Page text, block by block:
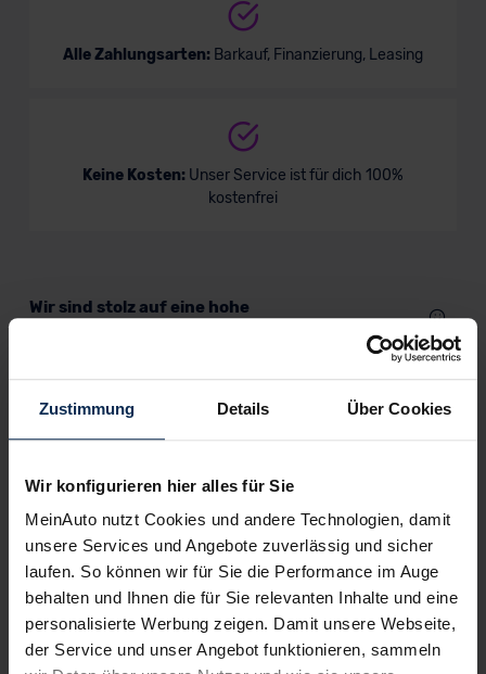
Zustimmung Details Über Cookies
Wir konfigurieren hier alles für Sie
MeinAuto nutzt Cookies und andere Technologien, damit
unsere Services und Angebote zuverlässig und sicher
laufen. So können wir für Sie die Performance im Auge
behalten und Ihnen die für Sie relevanten Inhalte und eine
personalisierte Werbung zeigen. Damit unsere Webseite,
der Service und unser Angebot funktionieren, sammeln
Alle Zahlungsarten: Barkauf, Finanzierung, Leasing
Keine Kosten: Unser Service ist für dich 100%
kostenfrei
Wir sind stolz auf eine hohe
MeinAuto.de hat langjährige Erfahrungen auf dem
Neuwagenmarkt in Deutschland. Unsere Kunden haben
Sehen Sie sich unsere Bewertungen an: